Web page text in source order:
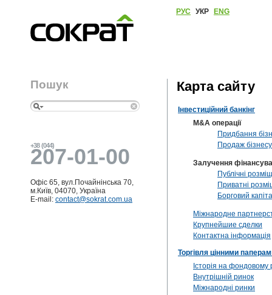
Пошук
+38 (044)
207-01-00
Офіс 65, вул.Почайнінська 70,
м.Київ, 04070, Україна
E-mail: contact@sokrat.com.ua
РУС УКР ENG
Карта сайту
Інвестиційний банкінг
M&A операції
Придбання
Продаж бізнесу
Залучення
Публічні
Приватні
Борговий
Міжнародне
Крупнейшие сделки
Контактна інформація
Торгівля цінними
Історія на фондовому
Внутрішній ринок
Міжнародні ринки